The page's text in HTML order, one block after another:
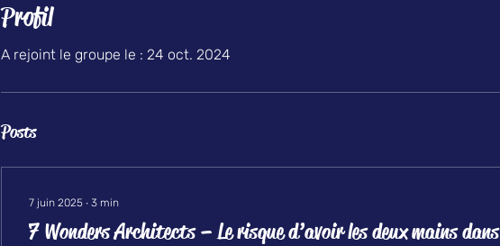
Profil
A rejoint le groupe le : 24 oct. 2024
Posts
7 juin 2025 ∙ 3 min
7 Wonders Architects – Le risque d’avoir les deux mains dans